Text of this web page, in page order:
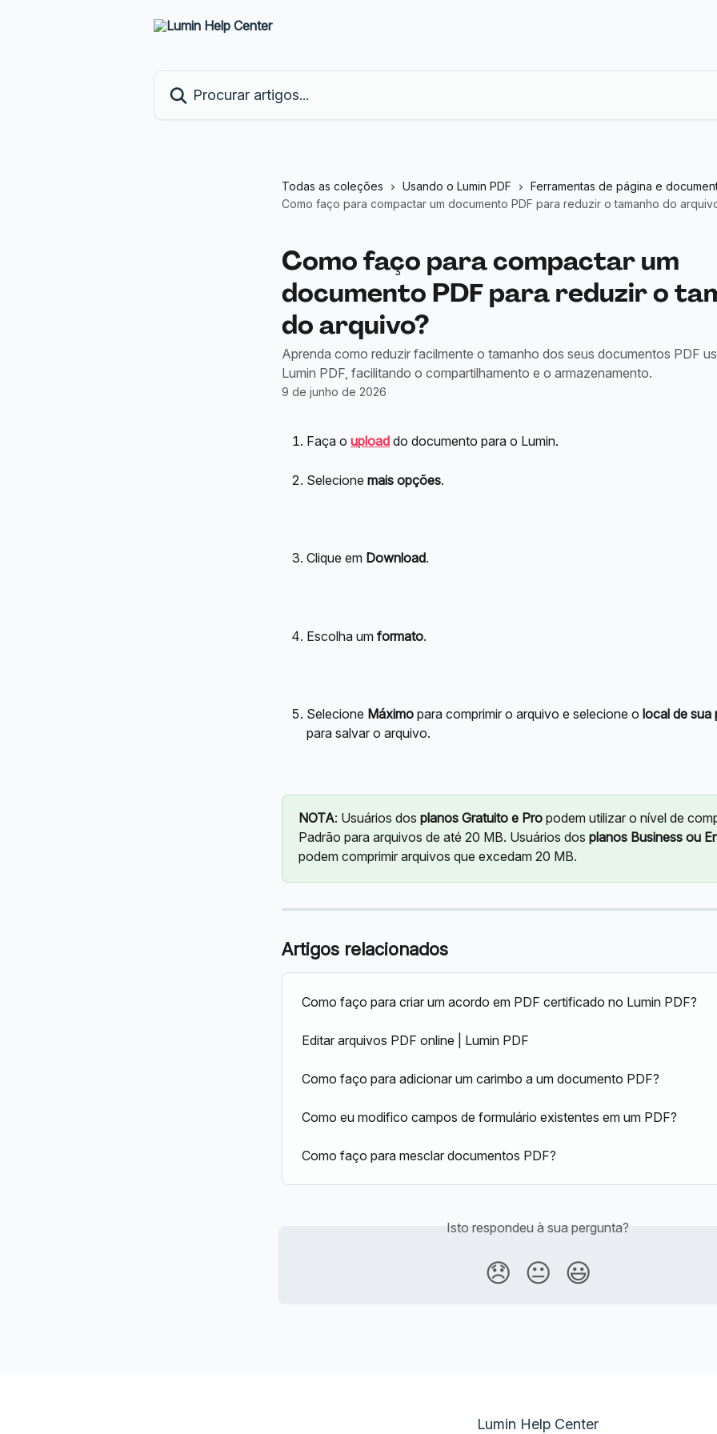
Todas as coleções Usando o Lumin PDF
Ferramentas de página e
Como faço para compactar um documento PDF para reduzir o tamanho do
Como faço para compactar um
documento PDF para reduzir o
do arquivo?
Aprenda como reduzir facilmente o tamanho dos seus documentos PDF
Lumin PDF, facilitando o compartilhamento e o armazenamento.
9 de junho de 2026
Faça o upload do documento para o Lumin.
Selecione mais opções.
Clique em Download.
Escolha um formato.
Selecione Máximo para comprimir o arquivo e selecione o local de sua
para salvar o arquivo.
NOTA: Usuários dos planos Gratuito e Pro podem utilizar o nível de
Padrão para arquivos de até 20 MB. Usuários dos planos Business ou
podem comprimir arquivos que excedam 20 MB.
Artigos relacionados
Como faço para criar um acordo em PDF certificado no Lumin PDF?
Editar arquivos PDF online | Lumin PDF
Como faço para adicionar um carimbo a um documento PDF?
Como eu modifico campos de formulário existentes em um PDF?
Como faço para mesclar documentos PDF?
Isto respondeu à sua pergunta?
😞 😐 😃
Lumin Help Center